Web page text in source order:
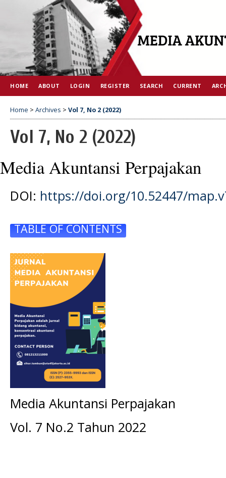
HOME ABOUT LOGIN REGISTER SEARCH CURRENT
Home > Archives > Vol 7, No 2 (2022)
Vol 7, No 2 (2022)
Media Akuntansi Perpajakan
DOI: https://doi.org/10.52447/
TABLE OF CONTENTS
Media Akuntansi Perpajakan
Vol. 7 No.2 Tahun 2022